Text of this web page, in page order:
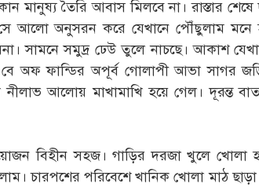
তৈরি আবাস মিলবে না। রাস্তার
আলো অনুসরন করে যেখানে পৌঁছুলাম মনে
সামনে সমুদ্র ঢেউ তুলে নাচছে। আকাশ
বে অফ ফান্ডির অপূর্ব গোলাপী আভা সাগর
আলোয় মাখামাখি হয়ে গেল। দূরন্ত
বিহীন সহজ। গাড়ির দরজা খুলে খোলা
চারপশের পরিবেশে খানিক খোলা মাঠ